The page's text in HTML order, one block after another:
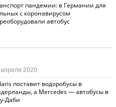
пандемии: в Германии для
с коронавирусом
автобус
поставит водоробусы в
а Mercedes — автобусы в
Даби
2020